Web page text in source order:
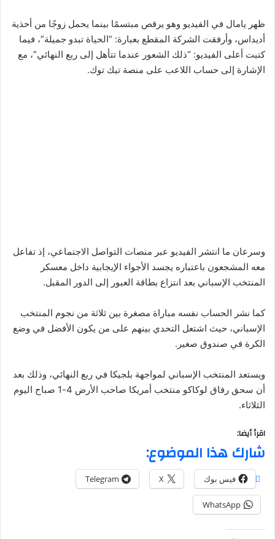
ظهر يامال في الفيديو وهو يرقص مبتسمًا بينما يحمل زوجًا من أحذية
أديداس، وأرفقت الشركة المقطع بعبارة: “الحياة تبدو جميلة”، فيما
كتبت أعلى الفيديو: “ذلك الشعور عندما تتأهل إلى ربع النهائي”، مع
الإشارة إلى حساب اللاعب على منصة تيك توك.
وسرعان ما انتشر الفيديو عبر منصات التواصل الاجتماعي، إذ تفاعل
معه المشجعون باعتباره يجسد الأجواء الإيجابية داخل معسكر
المنتخب الإسباني بعد انتزاع بطاقة العبور إلى الدور المقبل.
كما نشر الحساب نفسه مباراة مصغرة بين ثلاثة من نجوم المنتخب
الإسباني، حيث اشتعل التحدي بينهم على من يكون الأفضل في وضع
الكرة في صندوق صغير.
ويستعد المنتخب الإسباني لمواجهة بلجيكا في ربع النهائي، وذلك بعد
أن سحق رفاق لوكاكو منتخب أمريكا صاحب الأرض 4-1 صباح اليوم
الثلاثاء.
اقرأ أيضا:
شارك هذا الموضوع:
فيس بوك X
Telegram
WhatsApp